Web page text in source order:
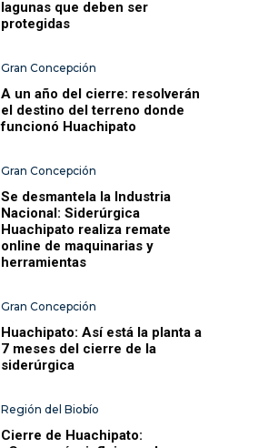
lagunas que deben ser
protegidas
Gran Concepción
A un año del cierre: resolverán
el destino del terreno donde
funcionó Huachipato
Gran Concepción
Se desmantela la Industria
Nacional: Siderúrgica
Huachipato realiza remate
online de maquinarias y
herramientas
Gran Concepción
Huachipato: Así está la planta a
7 meses del cierre de la
siderúrgica
Región del Biobío
Cierre de Huachipato: